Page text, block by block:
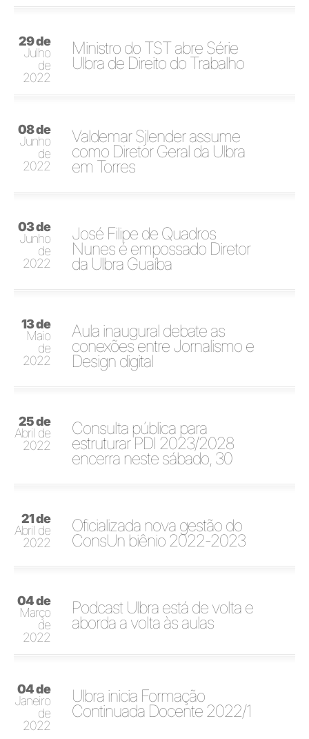
29 de
Julho
de
2022
Ministro do TST abre Série
Ulbra de Direito do Trabalho
08 de
Junho
de
2022
Valdemar Sjlender assume
como Diretor Geral da Ulbra
em Torres
03 de
Junho
de
2022
José Filipe de Quadros
Nunes é empossado Diretor
da Ulbra Guaíba
13 de
Maio
de
2022
Aula inaugural debate as
conexões entre Jornalismo e
Design digital
25 de
Abril de
2022
Consulta pública para
estruturar PDI 2023/2028
encerra neste sábado, 30
21 de
Abril de
2022
Oficializada nova gestão do
ConsUn biênio 2022-2023
04 de
Março
de
2022
Podcast Ulbra está de volta e
aborda a volta às aulas
04 de
Janeiro
de
2022
Ulbra inicia Formação
Continuada Docente 2022/1